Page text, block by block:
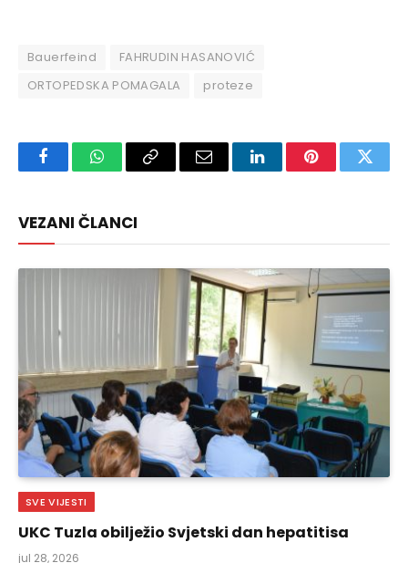
Bauerfeind
FAHRUDIN HASANOVIĆ
ORTOPEDSKA POMAGALA
proteze
FacebookWhatsAppCopy
Email LinkedInPinterest
VEZANI ČLANCI
SVE VIJESTI
UKC Tuzla obilježio Svjetski dan hepatitisa
jul 28, 2026